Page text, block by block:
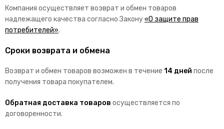
Компания осуществляет возврат и обмен товаров
надлежащего качества согласно Закону «О защите прав
потребителей».
Сроки возврата и обмена
Возврат и обмен товаров возможен в течение 14 дней после
получения товара покупателем.
Обратная доставка товаров осуществляется по
договоренности.